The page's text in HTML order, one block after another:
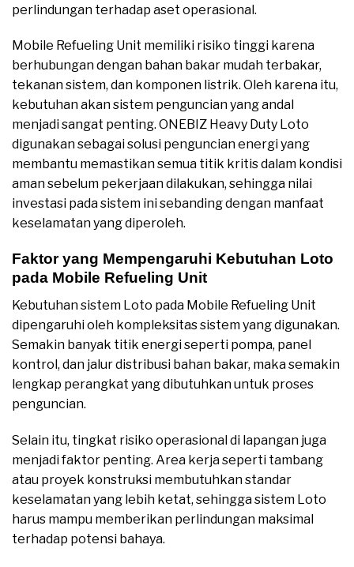
perlindungan terhadap aset operasional.
Mobile Refueling Unit memiliki risiko tinggi karena
berhubungan dengan bahan bakar mudah terbakar,
tekanan sistem, dan komponen listrik. Oleh karena itu,
kebutuhan akan sistem penguncian yang andal
menjadi sangat penting. ONEBIZ Heavy Duty Loto
digunakan sebagai solusi penguncian energi yang
membantu memastikan semua titik kritis dalam kondisi
aman sebelum pekerjaan dilakukan, sehingga nilai
investasi pada sistem ini sebanding dengan manfaat
keselamatan yang diperoleh.
Faktor yang Mempengaruhi Kebutuhan Loto
pada Mobile Refueling Unit
Kebutuhan sistem Loto pada Mobile Refueling Unit
dipengaruhi oleh kompleksitas sistem yang digunakan.
Semakin banyak titik energi seperti pompa, panel
kontrol, dan jalur distribusi bahan bakar, maka semakin
lengkap perangkat yang dibutuhkan untuk proses
penguncian.
Selain itu, tingkat risiko operasional di lapangan juga
menjadi faktor penting. Area kerja seperti tambang
atau proyek konstruksi membutuhkan standar
keselamatan yang lebih ketat, sehingga sistem Loto
harus mampu memberikan perlindungan maksimal
terhadap potensi bahaya.